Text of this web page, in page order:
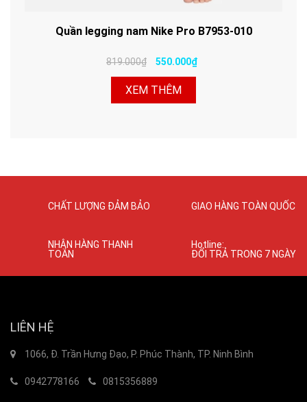
Quần legging nam Nike Pro B7953-010
819.000₫ 550.000₫
XEM THÊM
CHẤT LƯỢNG ĐẢM BẢO GIAO HÀNG TOÀN QUỐC
NHẬN HÀNG THANH
TOÁN
Hotline:
ĐỔI TRẢ TRONG 7 NGÀY
LIÊN HỆ
1066, Đ. Trần Hưng Đạo, P. Phúc Thành, TP. Ninh Bình
0942778166 0815356889